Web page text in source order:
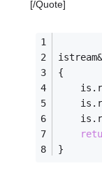
[/Quote]
{
}